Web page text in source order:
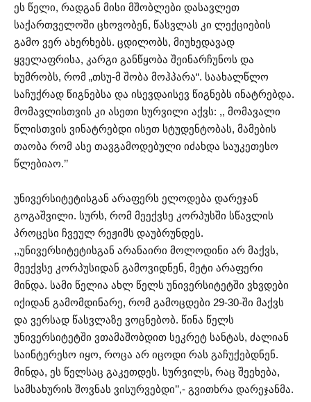
ეს წელი, რადგან მისი მშობლები დასავლეთ
საქართველოში ცხოვობენ, წასვლას კი ლექციების
გამო ვერ ახერხებს. ცდილობს, მიუხედავად
ყველაფრისა, კარგი განწყობა შეინარჩუნოს და
ხუმრობს, რომ „თსუ-მ შობა მოჰპარა“. საახალწლო
საჩუქრად წიგნებსა და ისევდაისევ წიგნებს ინატრებდა.
მომავლისთვის კი ასეთი სურვილი აქვს: ,, მომავალი
წლისთვის ვინატრებდი ისეთ სტუდენტობას, მამების
თაობა რომ ასე თავგამოდებული იძახდა საუკეთესო
წლებიაო.’’
უნივერსიტეტისგან არაფერს ელოდება დარეჯან
გოგაშვილი. სურს, რომ მეექვსე კორპუსში სწავლის
პროცესი ჩვეულ რეჟიმს დაუბრუნდეს.
,,უნივერსიტეტისგან არანაირი მოლოდინი არ მაქვს,
მეექვსე კორპუსიდან გამოვიდნენ, მეტი არაფერი
მინდა. სამი წელია ახლ წელს უნივერსიტეტში ვხვდები
იქიდან გამომდინარე, რომ გამოცდები 29-30-ში მაქვს
და ვერსად წასვლაზე ვოცნებობ. წინა წელს
უნივერსიტეტში ვთამაშობდით სეკრეტ სანტას, ძალიან
საინტერესო იყო, როცა არ იცოდი რას გაჩუქებდნენ.
მინდა, ეს წელსაც გაკეთდეს. სურვილს, რაც შეეხება,
სამსახურის შოვნას ვისურვებდი’’,- გვითხრა დარეჯანმა.